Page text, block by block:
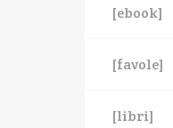
[ebook]
[favole]
[libri]